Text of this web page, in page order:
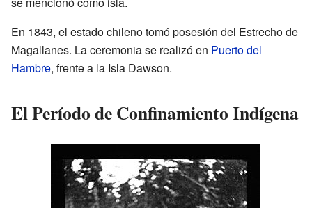
En 1843, el estado chileno tomó posesión del Estrecho de
Magallanes. La ceremonia se realizó en Puerto del
Hambre, frente a la Isla Dawson.
El Período de Confinamiento Indígena